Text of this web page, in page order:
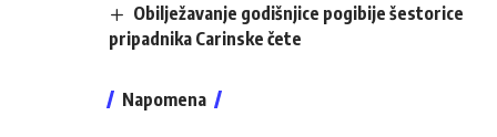
Obilježavanje godišnjice pogibije šestorice
pripadnika Carinske čete
Napomena